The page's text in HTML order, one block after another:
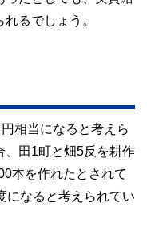
るでしょう。
相当になると考えら
、田1町と畑5反を耕作
本を作れたとされて
になると考えられてい